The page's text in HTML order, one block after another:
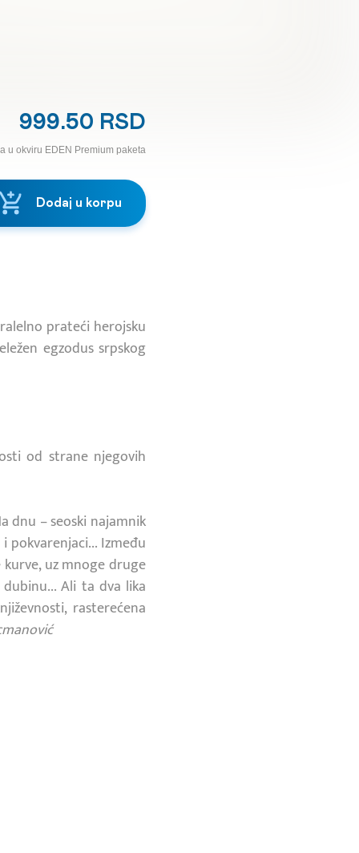
999.50 RSD
u okviru EDEN Premium paketa
Dodaj u korpu
prateći herojsku
egzodus srpskog
od strane njegovih
dnu – seoski najamnik
pokvarenjaci... Između
uz mnoge druge
Ali ta dva lika
rasterećena